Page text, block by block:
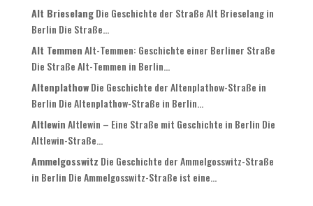
Alt Brieselang Die Geschichte der Straße Alt Brieselang in
Berlin Die Straße...
Alt TemmenAlt-Temmen: Geschichte einer Berliner Straße
Die Straße Alt-Temmen in Berlin...
Altenplathow Die Geschichte der Altenplathow-Straße in
Berlin Die Altenplathow-Straße in Berlin...
AltlewinAltlewin – Eine Straße mit Geschichte in Berlin Die
Altlewin-Straße...
Ammelgosswitz Die Geschichte der Ammelgosswitz-Straße
in Berlin Die Ammelgosswitz-Straße ist eine...